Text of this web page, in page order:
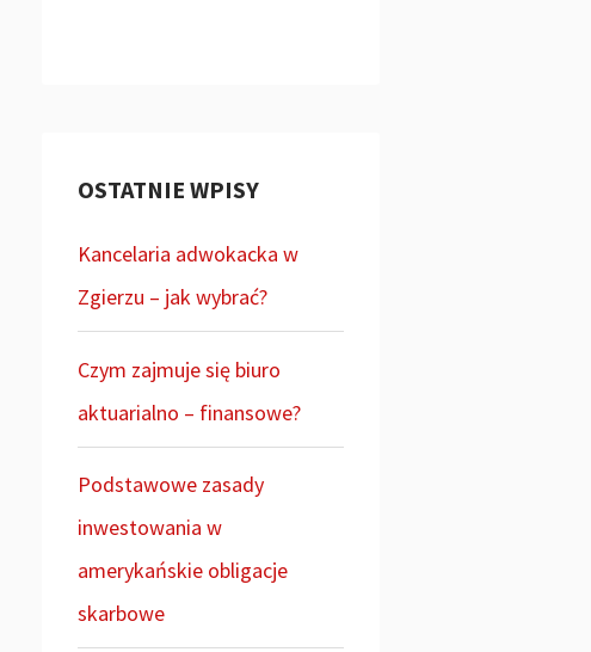
OSTATNIE WPISY
Kancelaria adwokacka w
Zgierzu – jak wybrać?
Czym zajmuje się biuro
aktuarialno – finansowe?
Podstawowe zasady
inwestowania w
amerykańskie obligacje
skarbowe